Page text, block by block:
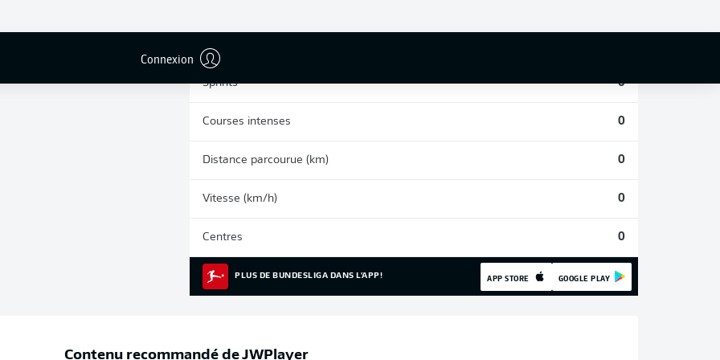
Connexion
Sprints 0
Courses intenses 0
Distance parcourue (km) 0
Vitesse (km/h) 0
Centres 0
PLUS DE BUNDESLIGA DANS L'APP! APP STORE GOOGLE PLAY
Contenu recommandé deJWPlayer